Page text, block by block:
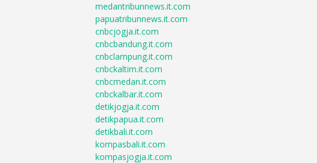
medantribunnews.it.com
papuatribunnews.it.com
cnbcjogja.it.com
cnbcbandung.it.com
cnbclampung.it.com
cnbckaltim.it.com
cnbcmedan.it.com
cnbckalbar.it.com
detikjogja.it.com
detikpapua.it.com
detikbali.it.com
kompasbali.it.com
kompasjogja.it.com